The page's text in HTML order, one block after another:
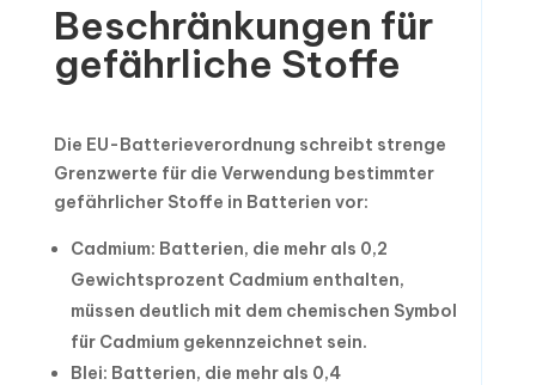
Beschränkungen für
gefährliche Stoffe
Die EU-Batterieverordnung schreibt strenge
Grenzwerte für die Verwendung bestimmter
gefährlicher Stoffe in Batterien vor:
Cadmium: Batterien, die mehr als 0,2
Gewichtsprozent Cadmium enthalten,
müssen deutlich mit dem chemischen Symbol
für Cadmium gekennzeichnet sein.
Blei: Batterien, die mehr als 0,4